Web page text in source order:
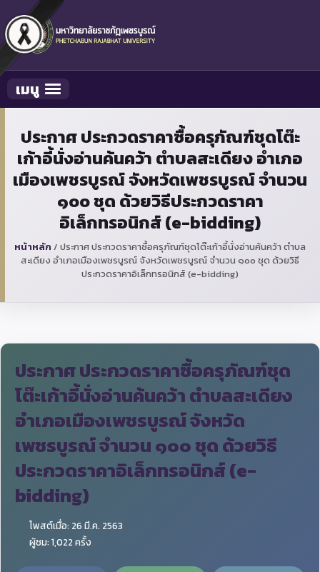
Toggle navigation
เมนู
ประกาศ ประกวดราคาซื้อครุภัณฑ์ชุดโต๊ะ
เก้าอี้นั่งอ่านค้นคว้า ตำบลสะเดียง อำเภอ
เมืองเพชรบูรณ์ จังหวัดเพชรบูรณ์ จำนวน
๑๐๐ ชุด ด้วยวิธีประกวดราคา
อิเล็กทรอนิกส์ (e-bidding)
หน้าหลัก / ประกาศ ประกวดราคาซื้อครุภัณฑ์ชุดโต๊ะเก้าอี้นั่งอ่านค้นคว้า ตำบล
สะเดียง อำเภอเมืองเพชรบูรณ์ จังหวัดเพชรบูรณ์ จำนวน ๑๐๐ ชุด ด้วยวิธี
ประกวดราคาอิเล็กทรอนิกส์ (e-bidding)
ประกาศ ประกวดราคาซื้อครุภัณฑ์ชุด
โต๊ะเก้าอี้นั่งอ่านค้นคว้า ตำบลสะเดียง
อำเภอเมืองเพชรบูรณ์ จังหวัด
เพชรบูรณ์ จำนวน ๑๐๐ ชุด ด้วยวิธี
ประกวดราคาอิเล็กทรอนิกส์ (e-
bidding)
โพสต์เมื่อ: 26 มี.ค. 2563
ผู้ชม: 1,022 ครั้ง